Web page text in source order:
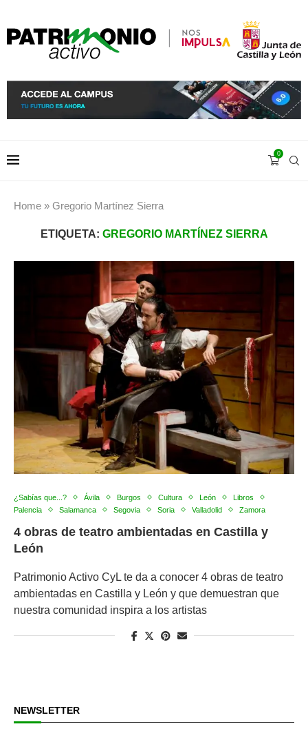
0
Home » Gregorio Martínez Sierra
ETIQUETA: GREGORIO MARTÍNEZ SIERRA
¿Sabías que...? Ávila Burgos Cultura León
Libros
Palencia
Salamanca Segovia Soria Valladolid Zamora
4 obras de teatro ambientadas en Castilla y
León
Patrimonio Activo CyL te da a conocer 4 obras de teatro
ambientadas en Castilla y León y que demuestran que
nuestra comunidad inspira a los artistas
NEWSLETTER